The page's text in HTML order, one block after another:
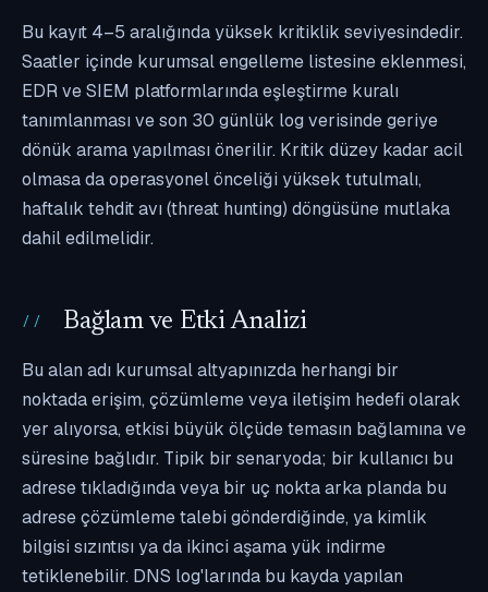
Bu kayıt 4–5 aralığında yüksek kritiklik seviyesindedir.
Saatler içinde kurumsal engelleme listesine eklenmesi,
EDR ve SIEM platformlarında eşleştirme kuralı
tanımlanması ve son 30 günlük log verisinde geriye
dönük arama yapılması önerilir. Kritik düzey kadar acil
olmasa da operasyonel önceliği yüksek tutulmalı,
haftalık tehdit avı (threat hunting) döngüsüne mutlaka
dahil edilmelidir.
Bağlam ve Etki Analizi
Bu alan adı kurumsal altyapınızda herhangi bir
noktada erişim, çözümleme veya iletişim hedefi olarak
yer alıyorsa, etkisi büyük ölçüde temasın bağlamına ve
süresine bağlıdır. Tipik bir senaryoda; bir kullanıcı bu
adrese tıkladığında veya bir uç nokta arka planda bu
adrese çözümleme talebi gönderdiğinde, ya kimlik
bilgisi sızıntısı ya da ikinci aşama yük indirme
tetiklenebilir. DNS log'larında bu kayda yapılan